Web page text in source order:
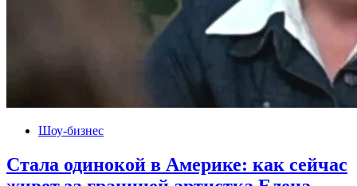
Шоу-бизнес
Стала одинокой в Америке: как сейчас